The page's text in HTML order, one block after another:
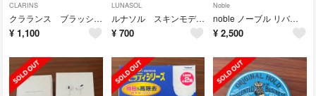
CLARINS
クラランス ブラッシュプロディジュ03マイアミピンク
¥ 1,100
LUNASOL
ルナソル スキンモデリングアイズ 01 beige beige
¥ 700
Noble
noble ノーブル リバーラインスカート グリーン
¥ 2,500